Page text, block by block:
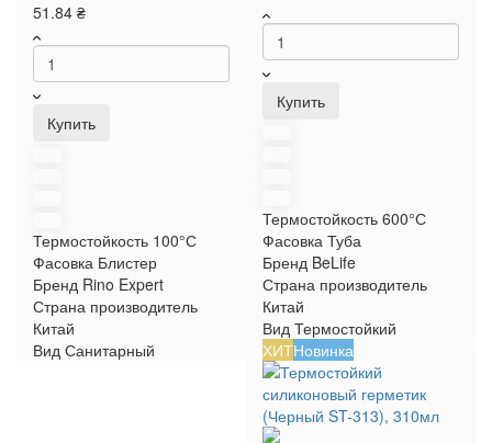
51.84 ₴
Купить
Термостойкость 100°С
Фасовка Блистер
Бренд Rino Expert
Страна производитель
Китай
Вид Санитарный
Купить
Термостойкость 600°С
Фасовка Туба
Бренд BeLife
Страна производитель
Китай
Вид Термостойкий
ХИТНовинка